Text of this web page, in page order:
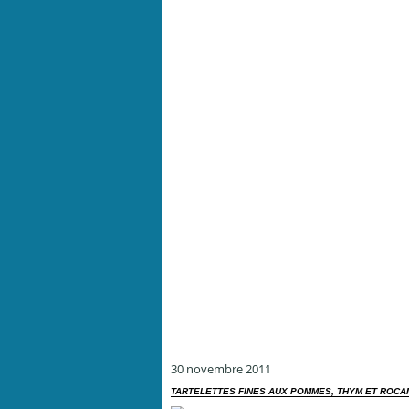
30 novembre 2011
TARTELETTES FINES AUX POMMES, THYM ET